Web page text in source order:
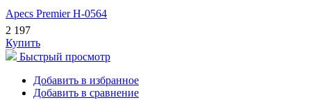
Apecs Premier H-0564
2 197
Купить
Быстрый просмотр
Добавить в избранное
Добавить в сравнение